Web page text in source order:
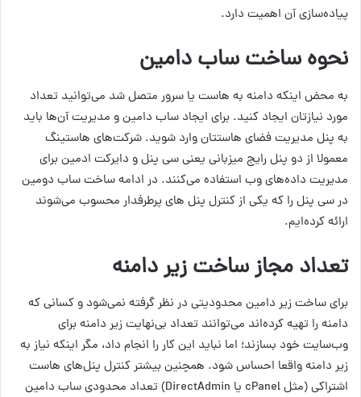
پیاده‌سازی آن اهمیت دارد.
نحوه ساخت ساب دامین
به محض اینکه دامنه به هاست یا سرور متصل شد می‌توانید تعداد
مورد نیازتان ایجاد کنید. برای ایجاد ساب دامین و مدیریت آن‌ها باید
به پنل مدیریت فضای هاستتان وارد شوید. شرکت‌های هاستینگ
معمولا از دو پنل رایج میزبانی یعنی سی پنل و دایرکت ادمین برای
مدیریت داده‌های وب استفاده می‌کنند. در ادامه ساخت ساب دومین
در سی پنل را که یکی از کنترل پنل های پرطرفدار محسوب می‌شوند
ارائه کرده‌ایم.
تعداد مجاز ساخت زیر دامنه
برای ساخت زیر دامین محدودیتی در نظر گرفته نمی‌شود و کسانی که
دامنه را تهیه کرده‌اند می‌توانند تعداد بی‌نهایت زیر دامنه برای
وب‌سایت خود بسازند؛ اما نباید این کار را انجام داد، مگر اینکه نیاز به
زیر دامنه واقعا احساس شود. همچنین بیشتر کنترل پنل‌های هاست
اشتراکی (مثل cPanel یا DirectAdmin) تعداد محدودی ساب دامین